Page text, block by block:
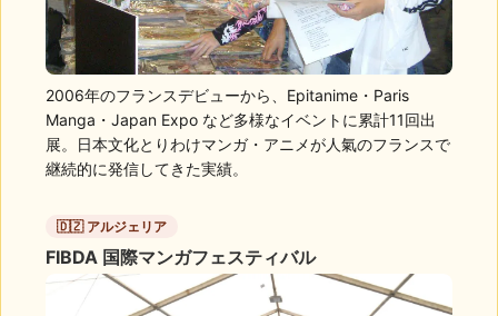
2006年のフランスデビューから、Epitanime・Paris
Manga・Japan Expo など多様なイベントに累計11回出
展。日本文化とりわけマンガ・アニメが人氣のフランスで
継続的に発信してきた実績。
🇩🇿 アルジェリア
FIBDA 国際マンガフェスティバル